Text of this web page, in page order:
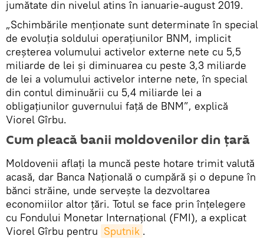
jumătate din nivelul atins în ianuarie-august 2019.
„Schimbările menționate sunt determinate în special
de evoluția soldului operațiunilor BNM, implicit
creșterea volumului activelor externe nete cu 5,5
miliarde de lei și diminuarea cu peste 3,3 miliarde
de lei a volumului activelor interne nete, în special
din contul diminuării cu 5,4 miliarde lei a
obligațiunilor guvernului față de BNM”, explică
Viorel Gîrbu.
Cum pleacă banii moldovenilor din țară
Moldovenii aflați la muncă peste hotare trimit valută
acasă, dar Banca Națională o cumpără și o depune în
bănci străine, unde servește la dezvoltarea
economiilor altor țări. Totul se face prin înțelegere
cu Fondului Monetar Internațional (FMI), a explicat
Viorel Gîrbu pentru Sputnik .